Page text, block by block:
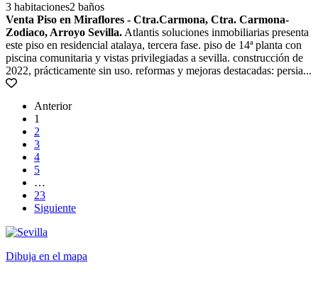
3 habitaciones2 baños
Venta Piso en Miraflores - Ctra.Carmona, Ctra. Carmona-
Zodiaco, Arroyo Sevilla. Atlantis soluciones inmobiliarias presenta
este piso en residencial atalaya, tercera fase. piso de 14ª planta con
piscina comunitaria y vistas privilegiadas a sevilla. construcción de
2022, prácticamente sin uso. reformas y mejoras destacadas: persia...
Anterior
1
2
3
4
5
…
23
Siguiente
Dibuja en el mapa